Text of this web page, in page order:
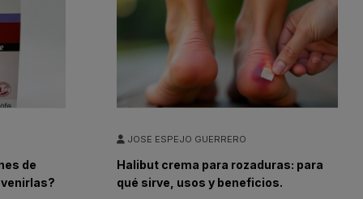
de
JOSE ESPEJO GUERRERO
Halibut crema para rozaduras: para
qué sirve, usos y beneficios.